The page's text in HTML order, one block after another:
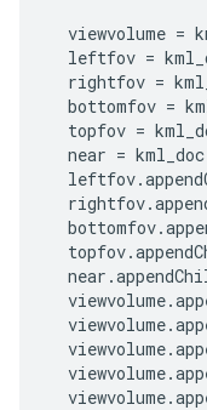
viewvolume =
leftfov =
rightfov =
bottomfov =
topfov =
near = kml_doc
leftfov.
rightfov.
bottomfov.
topfov.
near .
viewvolume.
viewvolume.
viewvolume.
viewvolume.
viewvolume.